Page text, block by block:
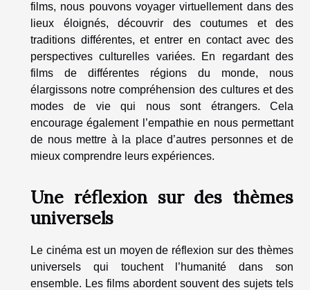
films, nous pouvons voyager virtuellement dans des
lieux éloignés, découvrir des coutumes et des
traditions différentes, et entrer en contact avec des
perspectives culturelles variées. En regardant des
films de différentes régions du monde, nous
élargissons notre compréhension des cultures et des
modes de vie qui nous sont étrangers. Cela
encourage également l’empathie en nous permettant
de nous mettre à la place d’autres personnes et de
mieux comprendre leurs expériences.
Une réflexion sur des thèmes
universels
Le cinéma est un moyen de réflexion sur des thèmes
universels qui touchent l’humanité dans son
ensemble. Les films abordent souvent des sujets tels